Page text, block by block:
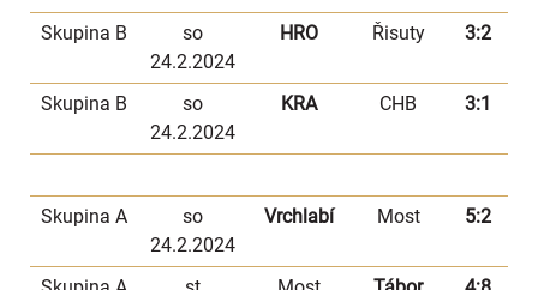
Skupina B
so
24.2.2024
HRO Řisuty 3:2
Skupina B
so
24.2.2024
KRA CHB 3:1
Skupina A
so
24.2.2024
Vrchlabí Most 5:2